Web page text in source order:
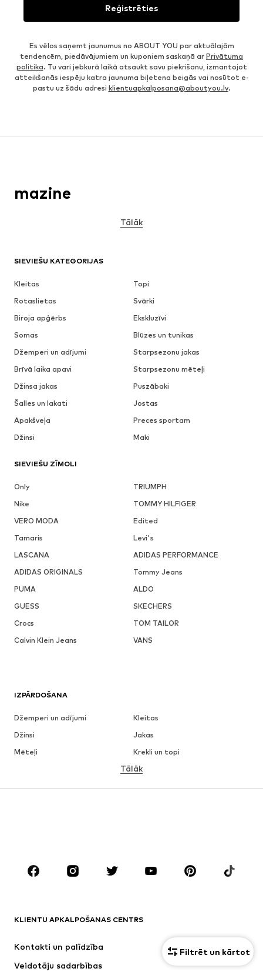
Filtrēt un kārtot
Reģistrēties
Es vēlos saņemt jaunumus no ABOUT YOU par aktuālajām
tendencēm, piedāvājumiem un kuponiem saskaņā ar Privātuma
politika. Tu vari jebkurā laikā atsaukt savu piekrišanu, izmantojot
atteikšanās iespēju katra jaunuma biļetena beigās vai nosūtot e-
pastu uz šādu adresi klientuapkalposana@aboutyou.lv.
SIEVIEŠU KATEGORIJAS
Kleitas
Topi
Rotaslietas
Svārki
Biroja apģērbs
Ekskluzīvi
Somas
Blūzes un tunikas
Džemperi un adījumi
Starpsezonu jakas
Brīvā laika apavi
Starpsezonu mēteļi
Džinsa jakas
Puszābaki
Šalles un lakati
Jostas
Apakšveļa
Preces sportam
Džinsi
Maki
SIEVIEŠU ZĪMOLI
Only
TRIUMPH
Nike
TOMMY HILFIGER
VERO MODA
Edited
Tamaris
Levi's
LASCANA
ADIDAS PERFORMANCE
ADIDAS ORIGINALS
Tommy Jeans
PUMA
ALDO
GUESS
SKECHERS
Crocs
TOM TAILOR
Calvin Klein Jeans
VANS
IZPĀRDOŠANA
Džemperi un adījumi
Kleitas
Džinsi
Jakas
Mēteļi
Krekli un topi
Apakšveļa
Svārki
Blūzes un tunikas
Aksesuāri
Premium
Jaunumi
Šobrīd populāri
Tālāk
KLIENTU APKALPOŠANAS CENTRS
Kontakti un palīdzība
Veidotāju sadarbības
mazine
Tālāk